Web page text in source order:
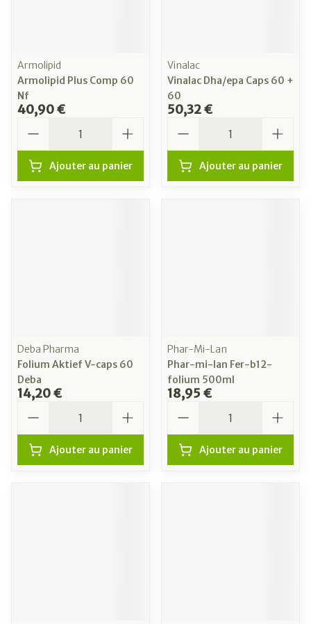
Armolipid
Armolipid Plus Comp 60
Nf
40,90 €
Ajouter au panier
Vinalac
Vinalac Dha/epa Caps 60 +
60
50,32 €
Ajouter au panier
Deba Pharma
Folium Aktief V-caps 60
Deba
14,20 €
Ajouter au panier
Phar-Mi-Lan
Phar-mi-lan Fer-b12-
folium 500ml
18,95 €
Ajouter au panier